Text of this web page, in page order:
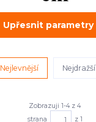
Upřesnit parametry
Nejlevnější Nejdražší
Zobrazuji 1-4 z 4
strana
z 1